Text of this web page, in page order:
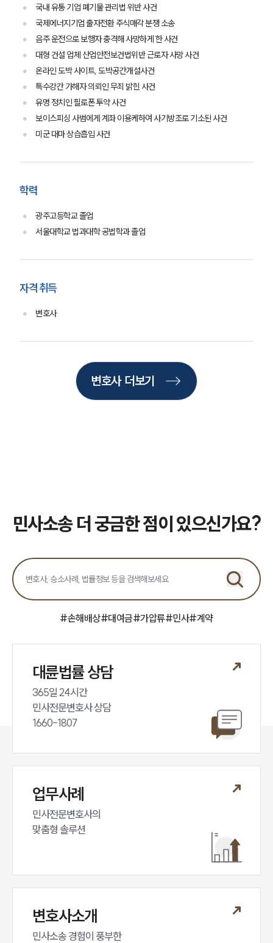
업무사례
주요 업무사례
사례분석/최신동향
법률정보
법률지식인
고객후기
업무분야
손해배상 · 민사전문변호사
국내 유통 기업 폐기물 관리법 위반 사건
국제에너지기업 출자전환 주식매각 분쟁 소송
음주 운전으로 보행자 충격해 사망하게 한 사건
대형 건설 업체 산업안전보건법위반 근로자 사망 사건
온라인 도박 사이트, 도박공간개설사건
특수강간 가해자 의뢰인 무죄 밝힌 사건
유명 정치인 필로폰 투약 사건
보이스피싱 사범에게 계좌 이용케하여 사기방조로 기소된 사건
미군 대마 상습흡입 사건
학력
광주고등학교 졸업
서울대학교 법과대학 공법학과 졸업
자격 취득
변호사
변호사 더보기
민사소송 더 궁금한 점이 있으신가요?
#손해배상#대여금#가압류#민사#계약
대륜법률 상담
365일 24시간
민사전문변호사 상담
1660-1807
업무사례
민사전문변호사의
맞춤형 솔루션
변호사소개
민사소송 경험이 풍부한